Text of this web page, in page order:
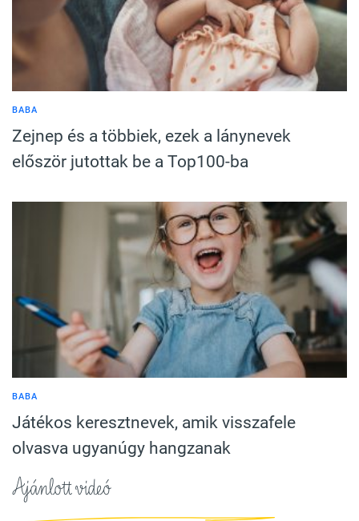
BABA
Zejnep és a többiek, ezek a lánynevek
először jutottak be a Top100-ba
BABA
Játékos keresztnevek, amik visszafele
olvasva ugyanúgy hangzanak
Ajánlott videó